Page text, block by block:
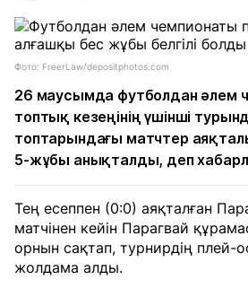
Фото: FreerLaw/depositphotos.com
26 маусымда футболдан әлем
топтық кезеңінің үшінші
топтарындағы матчтер
5-жұбы анықталды, деп
Тең есеппен (0:0) аяқталған
матчінен кейін Парагвай
орнын сақтап, турнирдің плей-
жолдама алды.